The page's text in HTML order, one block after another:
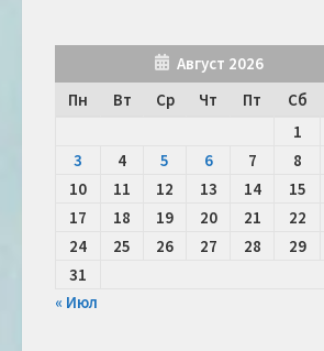
Август 2026
Пн
Вт Ср Чт Пт Сб
1
3
4 5 6 7 8
10
11 12 13 14 15
17
18 19 20 21 22
24
25 26 27 28 29
31
« Июл